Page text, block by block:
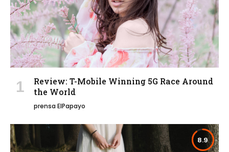
Review: T-Mobile Winning 5G Race Around
the World
prensa ElPapayo
8.9